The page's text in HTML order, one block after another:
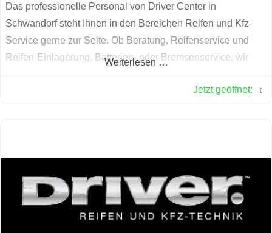
Das professionelle Personal von Driver Center in
Schwandorf steht Ihnen in den Bereichen Reifen und Kfz-
Service gerne zur Seite. Ob Beratung, Reifenservice und
Reifen-Einlagerung, Batterien- oder Bremsenservice, wir
Weiterlesen …
Jetzt geöffnet: